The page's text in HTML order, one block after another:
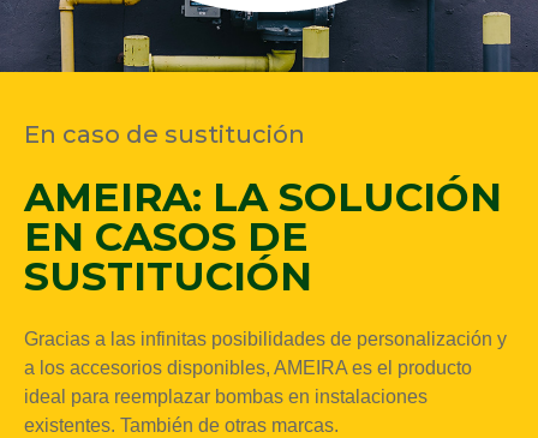
En caso de sustitución
AMEIRA: LA SOLUCIÓN
EN CASOS DE
SUSTITUCIÓN
Gracias a las infinitas posibilidades de personalización y
a los accesorios disponibles, AMEIRA es el producto
ideal para reemplazar bombas en instalaciones
existentes. También de otras marcas.